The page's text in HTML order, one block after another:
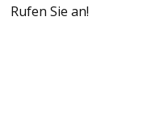
Rufen Sie an!